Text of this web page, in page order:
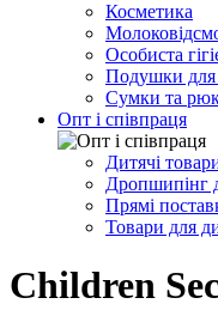
Косметика
Особиста
Подушки для
Сумки та
Опт і співпраця
Дитячі
Дропшипінг
Прямі
Товари для
Children